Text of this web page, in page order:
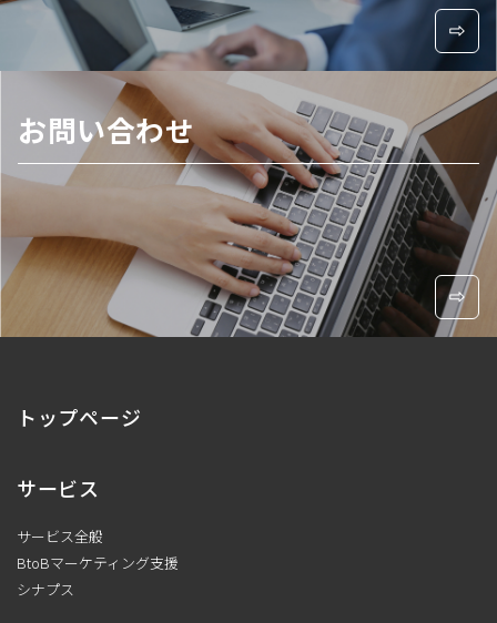
お問い合わせ
トップページ
サービス
サービス全般
BtoBマーケティング支援
シナプス